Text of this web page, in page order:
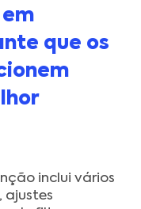
que os
inclui vários
ajustes